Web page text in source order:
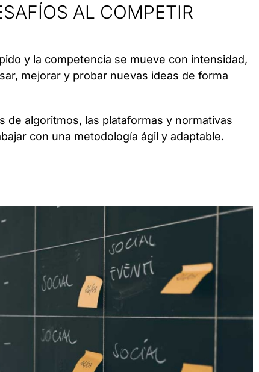
AL COMPETIR
y la competencia se mueve con intensidad,
mejorar y probar nuevas ideas de forma
de algoritmos, las plataformas y normativas
con una metodología ágil y adaptable.